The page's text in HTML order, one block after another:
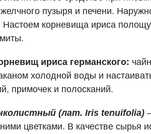
желчного пузыря и печени.
Настоем корневища ириса
ириса германского:
холодной воды и
примочек и полосканий.
(лат. Iris tenuifolia)
цветками. В качестве